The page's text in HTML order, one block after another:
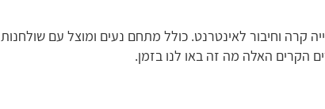
קרה וחיבור לאינטרנט. כולל מתחם נעים ומוצל עם שולחנות
הקרים האלה מה זה באו לנו בזמן.